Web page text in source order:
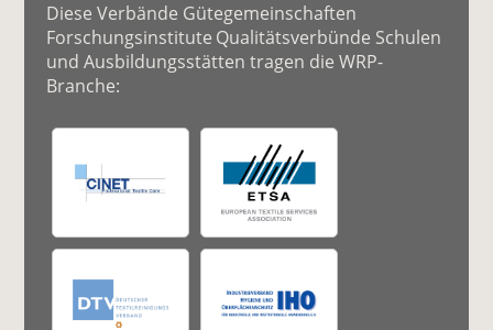
Diese Verbände Gütegemeinschaften
Forschungsinstitute Qualitätsverbünde Schulen
und Ausbildungsstätten tragen die WRP-
Branche: